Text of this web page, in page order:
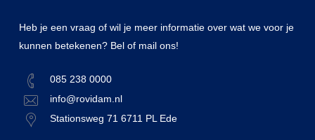
Heb je een vraag of wil je meer informatie over wat we voor je
kunnen betekenen? Bel of mail ons!
085 238 0000
info@rovidam.nl
Stationsweg 71 6711 PL Ede